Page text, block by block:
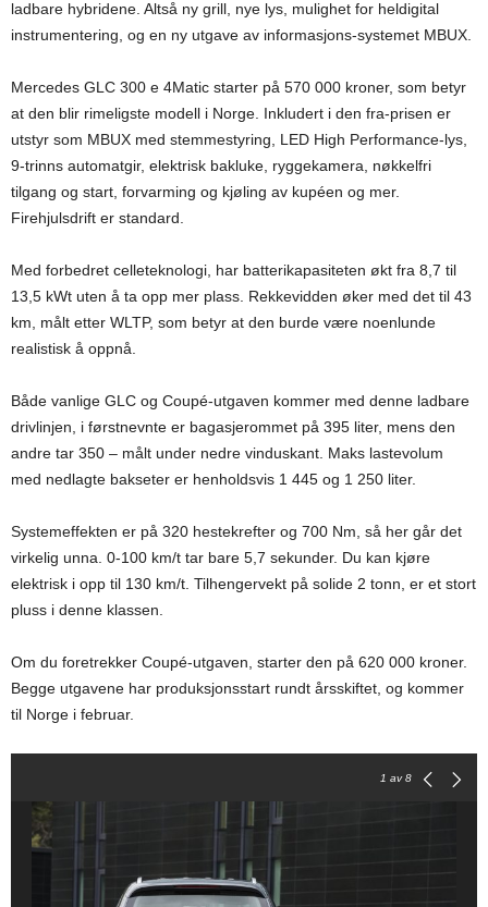
ladbare hybridene. Altså ny grill, nye lys, mulighet for heldigital
instrumentering, og en ny utgave av informasjons-systemet MBUX.
Mercedes GLC 300 e 4Matic starter på 570 000 kroner, som betyr
at den blir rimeligste modell i Norge. Inkludert i den fra-prisen er
utstyr som MBUX med stemmestyring, LED High Performance-lys,
9-trinns automatgir, elektrisk bakluke, ryggekamera, nøkkelfri
tilgang og start, forvarming og kjøling av kupéen og mer.
Firehjulsdrift er standard.
Med forbedret celleteknologi, har batterikapasiteten økt fra 8,7 til
13,5 kWt uten å ta opp mer plass. Rekkevidden øker med det til 43
km, målt etter WLTP, som betyr at den burde være noenlunde
realistisk å oppnå.
Både vanlige GLC og Coupé-utgaven kommer med denne ladbare
drivlinjen, i førstnevnte er bagasjerommet på 395 liter, mens den
andre tar 350 – målt under nedre vinduskant. Maks lastevolum
med nedlagte bakseter er henholdsvis 1 445 og 1 250 liter.
Systemeffekten er på 320 hestekrefter og 700 Nm, så her går det
virkelig unna. 0-100 km/t tar bare 5,7 sekunder. Du kan kjøre
elektrisk i opp til 130 km/t. Tilhengervekt på solide 2 tonn, er et stort
pluss i denne klassen.
Om du foretrekker Coupé-utgaven, starter den på 620 000 kroner.
Begge utgavene har produksjonsstart rundt årsskiftet, og kommer
til Norge i februar.
1 av 8